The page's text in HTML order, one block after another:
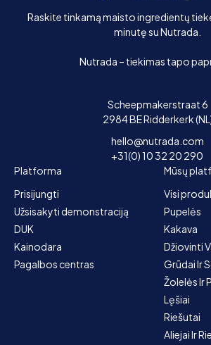
Raskite tinkamą maisto ingredientų
minutę su Nutrada.
Nutrada – tiekimas tapo
Scheepmakerstraat 6
2984 BE Ridderkerk
hello@nutrada.com
+31(0) 10 32 20 290
Platforma
Prisijungti
Užsisakyti demonstraciją
DUK
Kainodara
Pagalbos centras
Mūsų
Visi
Pupelės
Kakava
Džiovinti
Grūdai Ir
Žolelės Ir
Lęšiai
Riešutai
Aliejai Ir